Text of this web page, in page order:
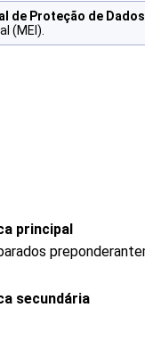
de Proteção de Dados
(MEI).
principal
secundária